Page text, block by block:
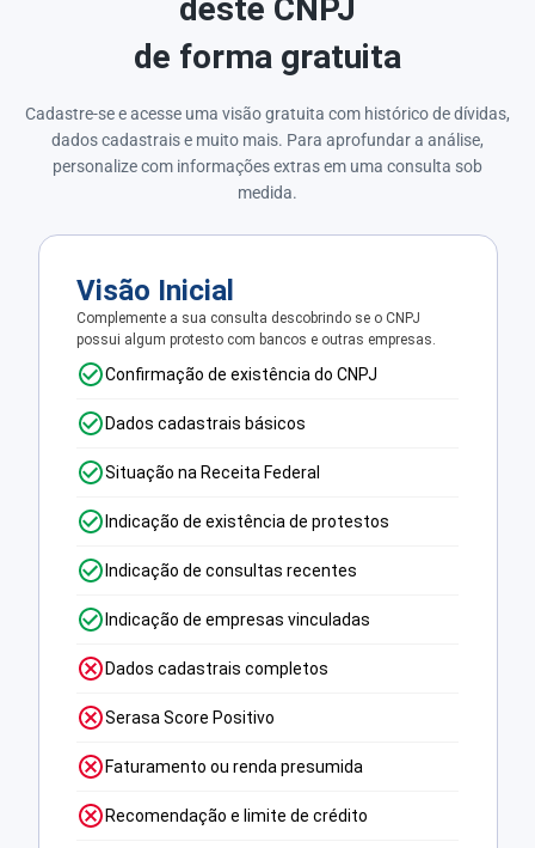
deste CNPJ
de forma gratuita
Cadastre-se e acesse uma visão gratuita com histórico de dívidas,
dados cadastrais e muito mais. Para aprofundar a análise,
personalize com informações extras em uma consulta sob
medida.
Visão Inicial
Complemente a sua consulta descobrindo se o CNPJ
possui algum protesto com bancos e outras empresas.
Confirmação de existência do CNPJ
Dados cadastrais básicos
Situação na Receita Federal
Indicação de existência de protestos
Indicação de consultas recentes
Indicação de empresas vinculadas
Dados cadastrais completos
Serasa Score Positivo
Faturamento ou renda presumida
Recomendação e limite de crédito